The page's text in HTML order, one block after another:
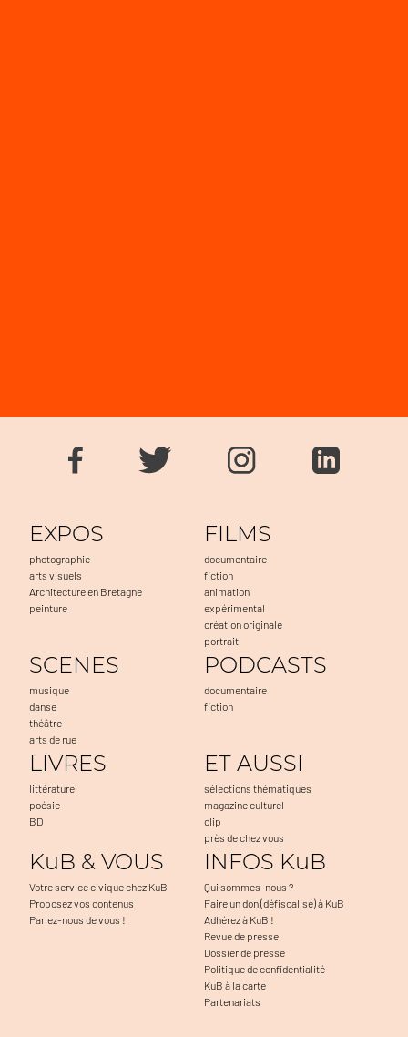
EXPOS
photographie
arts visuels
Architecture en Bretagne
peinture
FILMS
documentaire
fiction
animation
expérimental
création originale
portrait
SCENES
musique
danse
théâtre
arts de rue
PODCASTS
documentaire
fiction
LIVRES
littérature
poésie
BD
ET AUSSI
sélections thématiques
magazine culturel
clip
près de chez vous
KuB & VOUS
Votre service civique chez KuB
Proposez vos contenus
Parlez-nous de vous !
INFOS KuB
Qui sommes-nous ?
Faire un don (défiscalisé) à KuB
Adhérez à KuB !
Revue de presse
Dossier de presse
Politique de confidentialité
KuB à la carte
Partenariats